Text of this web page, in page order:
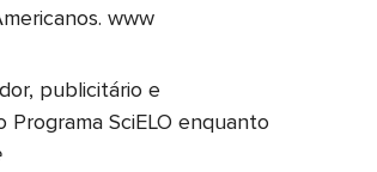
www
publicitário e
SciELO enquanto